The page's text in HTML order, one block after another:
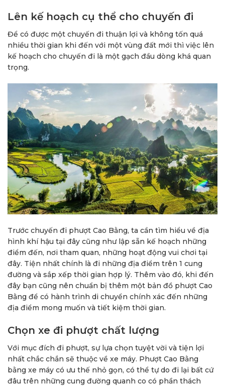
Lên kế hoạch cụ thể cho chuyến đi
Để có được một chuyến đi thuận lợi và không tốn quá
nhiều thời gian khi đến với một vùng đất mới thì việc lên
kế hoạch cho chuyến đi là một gạch đầu dòng khá quan
trọng.
Trước chuyến đi phượt Cao Bằng, ta cần tìm hiểu về địa
hình khí hậu tại đây cũng như lập sẵn kế hoạch những
điểm đến, nơi tham quan, những hoạt động vui chơi tại
đây. Tiện nhất chính là đi những địa điểm trên 1 cung
đường và sắp xếp thời gian hợp lý. Thêm vào đó, khi đến
đây bạn cũng nên chuẩn bị thêm một bản đồ phượt Cao
Bằng để có hành trình di chuyển chính xác đến những
địa điểm mong muốn và tiết kiệm thời gian.
Chọn xe đi phượt chất lượng
Với mục đích đi phượt, sự lựa chọn tuyệt vời và tiện lợi
nhất chắc chắn sẽ thuộc về xe máy. Phượt Cao Bằng
bằng xe máy có ưu thế nhỏ gọn, có thể tự do đi lại bất cứ
đâu trên những cung đường quanh co có phần thách